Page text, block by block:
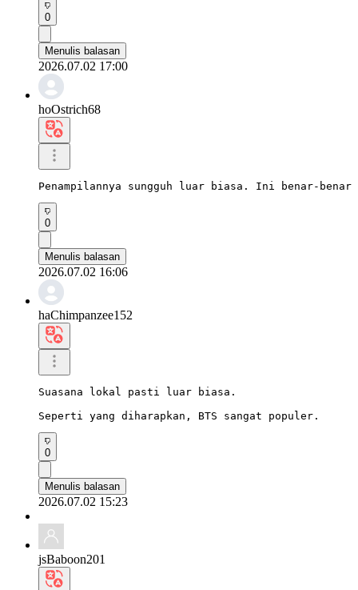
0
Menulis balasan
2026.07.02 17:00
hoOstrich68
Penampilannya sungguh luar biasa. Ini benar-
0
Menulis balasan
2026.07.02 16:06
haChimpanzee152
Suasana lokal pasti luar biasa.
Seperti yang diharapkan, BTS sangat populer.
0
Menulis balasan
2026.07.02 15:23
jsBaboon201